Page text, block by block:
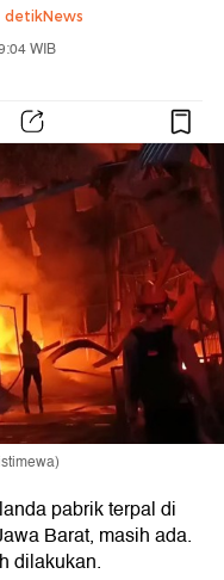
detikNews
WIB
pabrik terpal di
Barat, masih ada.
dilakukan.